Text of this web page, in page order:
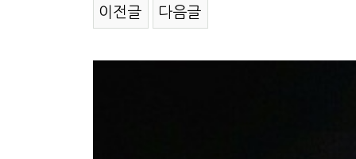
이전글 다음글